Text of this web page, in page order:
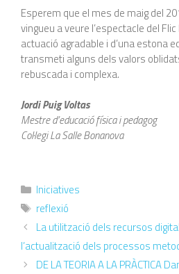
Esperem que el mes de maig del
vingueu a veure l’espectacle del Flic
actuació agradable i d’una estona
transmeti alguns dels valors
rebuscada i complexa.
Jordi Puig Voltas
Mestre d’educació física i pedagog
Col·legi La Salle Bonanova
Iniciatives
reflexió
La utilització dels recursos
l’actualització dels processos
DE LA TEORIA A LA PRÀCTICA